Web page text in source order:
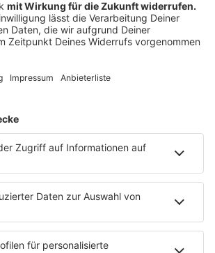
Tomaten und die Hühnerbrühe
Brühemix dazugeben. Auf einen Teil
die zwei bis zweieinhalbfache
köcheln lassen bis die Flüssigkeit
ist.
Am Topfboden sollte der Reis
ansetzen. Die fertigen Keulen
und servieren.